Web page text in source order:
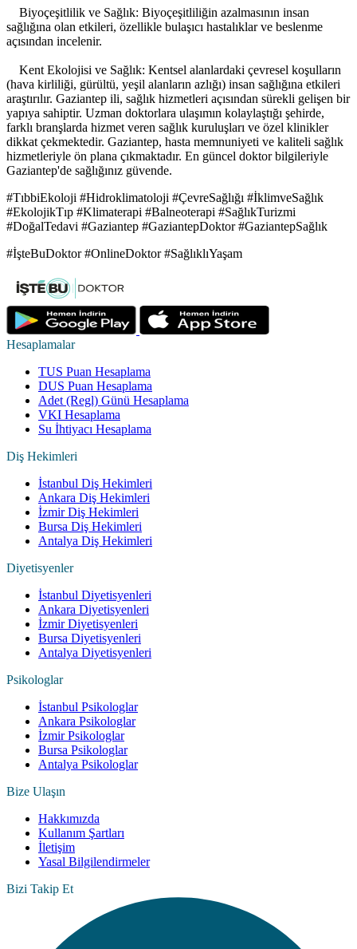
Biyoçeşitlilik ve Sağlık: Biyoçeşitliliğin azalmasının insan
sağlığına olan etkileri, özellikle bulaşıcı hastalıklar ve beslenme
açısından incelenir.
Kent Ekolojisi ve Sağlık: Kentsel alanlardaki çevresel koşulların
(hava kirliliği, gürültü, yeşil alanların azlığı) insan sağlığına etkileri
araştırılır. Gaziantep ili, sağlık hizmetleri açısından sürekli gelişen bir
yapıya sahiptir. Uzman doktorlara ulaşımın kolaylaştığı şehirde,
farklı branşlarda hizmet veren sağlık kuruluşları ve özel klinikler
dikkat çekmektedir. Gaziantep, hasta memnuniyeti ve kaliteli sağlık
hizmetleriyle ön plana çıkmaktadır. En güncel doktor bilgileriyle
Gaziantep'de sağlığınız güvende.
#TıbbiEkoloji #Hidroklimatoloji #ÇevreSağlığı #İklimveSağlık
#EkolojikTıp #Klimaterapi #Balneoterapi #SağlıkTurizmi
#DoğalTedavi #Gaziantep #GaziantepDoktor #GaziantepSağlık
#İşteBuDoktor #OnlineDoktor #SağlıklıYaşam
Hesaplamalar
TUS Puan Hesaplama
DUS Puan Hesaplama
Adet (Regl) Günü Hesaplama
VKI Hesaplama
Su İhtiyacı Hesaplama
Diş Hekimleri
İstanbul Diş Hekimleri
Ankara Diş Hekimleri
İzmir Diş Hekimleri
Bursa Diş Hekimleri
Antalya Diş Hekimleri
Diyetisyenler
İstanbul Diyetisyenleri
Ankara Diyetisyenleri
İzmir Diyetisyenleri
Bursa Diyetisyenleri
Antalya Diyetisyenleri
Psikologlar
İstanbul Psikologlar
Ankara Psikologlar
İzmir Psikologlar
Bursa Psikologlar
Antalya Psikologlar
Bize Ulaşın
Hakkımızda
Kullanım Şartları
İletişim
Yasal Bilgilendirmeler
Bizi Takip Et